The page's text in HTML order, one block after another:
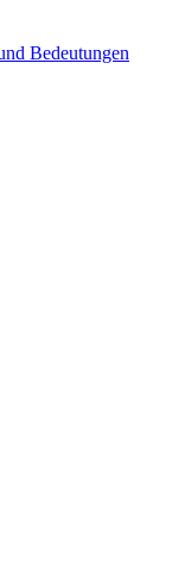
Bedeutungen